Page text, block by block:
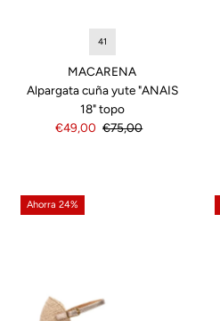
41
MACARENA
Alpargata cuña yute "ANAIS
18" topo
Precio
€49,00 Precio
€75,00
Ahorra 24%